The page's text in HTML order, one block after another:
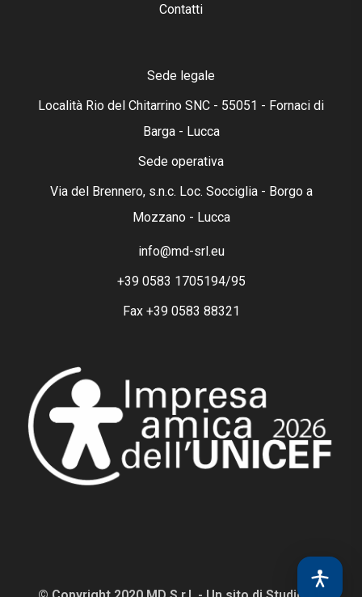
Contatti
Sede legale
Località Rio del Chitarrino SNC - 55051 - Fornaci di
Barga - Lucca
Sede operativa
Via del Brennero, s.n.c. Loc. Socciglia - Borgo a
Mozzano - Lucca
info@md-srl.eu
+39 0583 1705194/95
Fax +39 0583 88321